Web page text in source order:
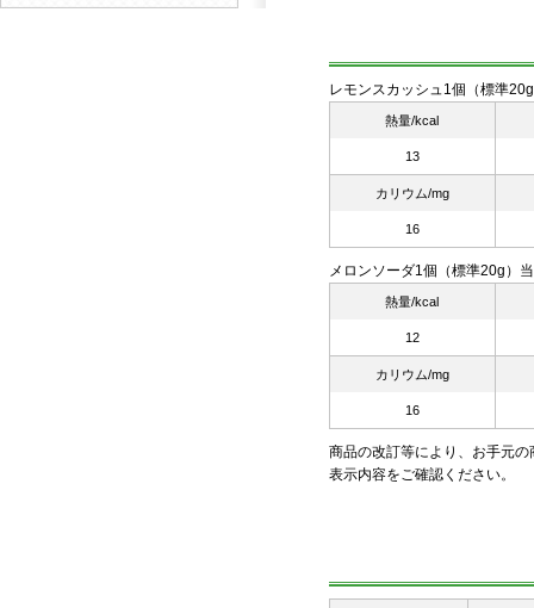
レモンスカッシュ1個（標準
熱量/kcal
13
カリウム/mg
16
メロンソーダ1個（標準20g）
熱量/kcal
12
カリウム/mg
16
商品の改訂等により、お手元
表示内容をご確認ください。